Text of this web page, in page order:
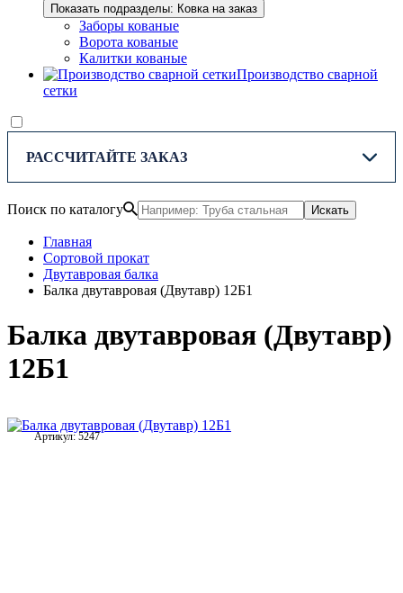
Показать подразделы: Ковка на заказ
Заборы кованые
Ворота кованые
Калитки кованые
Производство сварной
сетки
РАССЧИТАЙТЕ ЗАКАЗ
Поиск по каталогу Искать
Главная
Сортовой прокат
Двутавровая балка
Балка двутавровая (Двутавр) 12Б1
Балка двутавровая (Двутавр)
12Б1
Артикул:5247